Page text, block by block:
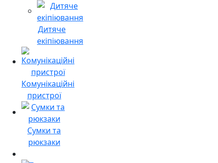
Дитяче
екіпіювання
Комунікаційні
пристрої
Сумки та
рюкзаки